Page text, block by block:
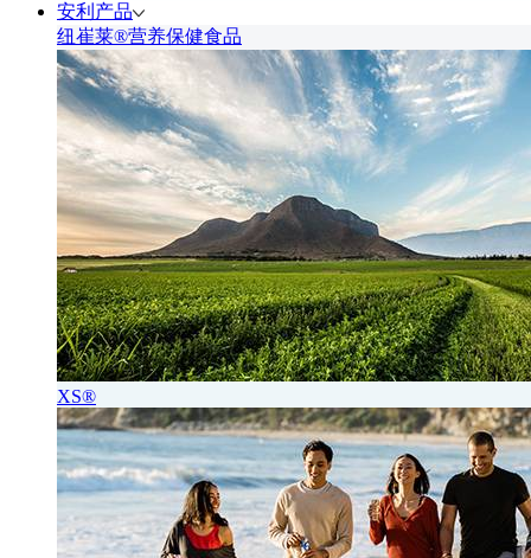
安利产品
纽崔莱®营养保健食品
XS®